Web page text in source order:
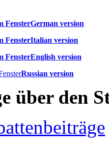
German version
Italian version
English version
Russian version
über den